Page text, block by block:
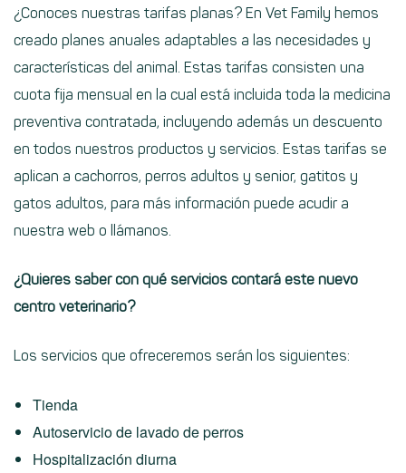
¿Conoces nuestras tarifas planas? En Vet Family hemos
creado planes anuales adaptables a las necesidades y
características del animal. Estas tarifas consisten una
cuota fija mensual en la cual está incluida toda la medicina
preventiva contratada, incluyendo además un descuento
en todos nuestros productos y servicios. Estas tarifas se
aplican a cachorros, perros adultos y senior, gatitos y
gatos adultos, para más información puede acudir a
nuestra web o llámanos.
¿Quieres saber con qué servicios contará este nuevo
centro veterinario?
Los servicios que ofreceremos serán los siguientes:
Tienda
Autoservicio de lavado de perros
Hospitalización diurna